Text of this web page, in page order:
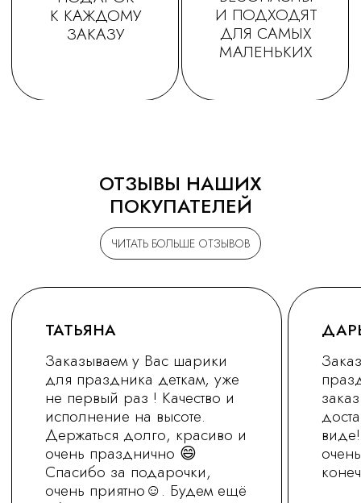
ЧИТАТЬ БОЛЬШЕ ОТЗЫВОВ
ОТЗЫВЫ НАШИХ
ПОКУПАТЕЛЕЙ
vred01@list.ru
+7 (930) 255-77-11
Россия, г. Нижний Новгород,
ул. Невзоровых , д 111